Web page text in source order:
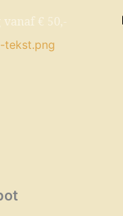
€ 50,-